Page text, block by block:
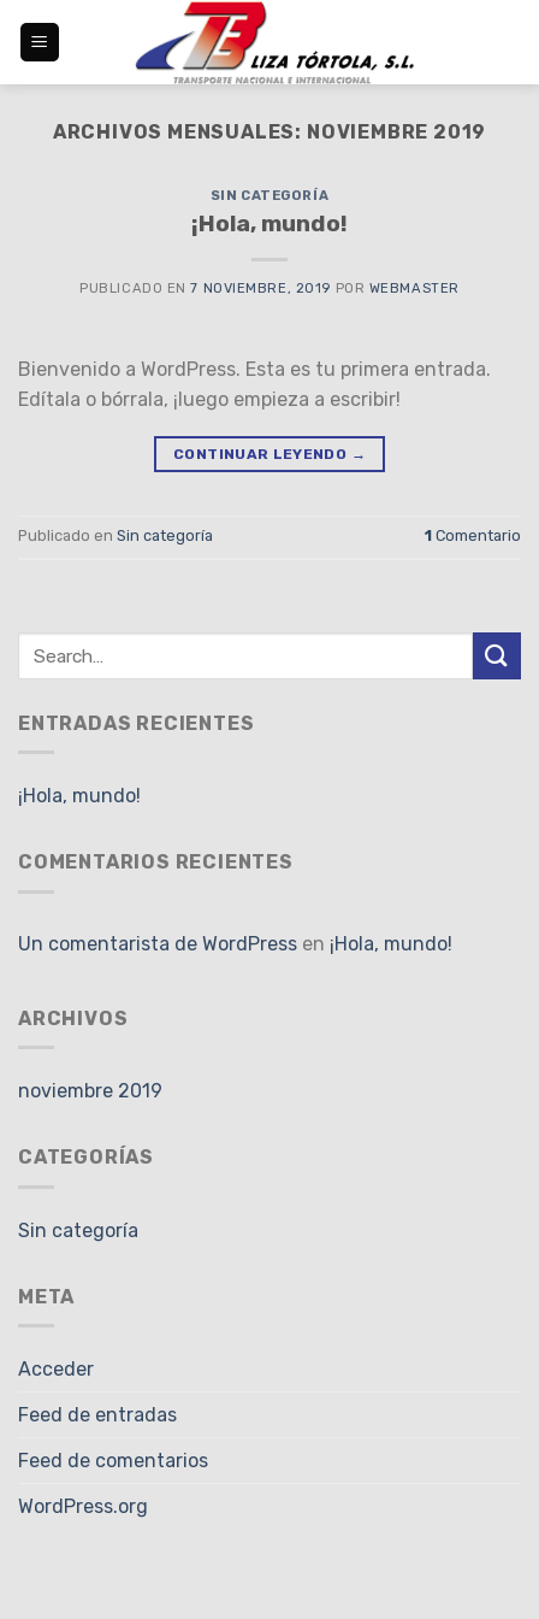
ARCHIVOS MENSUALES: NOVIEMBRE 2019
SIN CATEGORÍA
¡Hola, mundo!
PUBLICADO EN7 NOVIEMBRE, 2019 POR WEBMASTER
Bienvenido a WordPress. Esta es tu primera entrada.
Edítala o bórrala, ¡luego empieza a escribir!
CONTINUAR LEYENDO →
Publicado en Sin categoría 1 Comentario
ENTRADAS RECIENTES
¡Hola, mundo!
COMENTARIOS RECIENTES
Un comentarista de WordPress en ¡Hola, mundo!
ARCHIVOS
noviembre 2019
CATEGORÍAS
Sin categoría
META
Acceder
Feed de entradas
Feed de comentarios
WordPress.org